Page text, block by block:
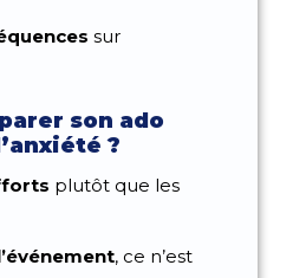
sur
son ado
?
plutôt que les
, ce n’est